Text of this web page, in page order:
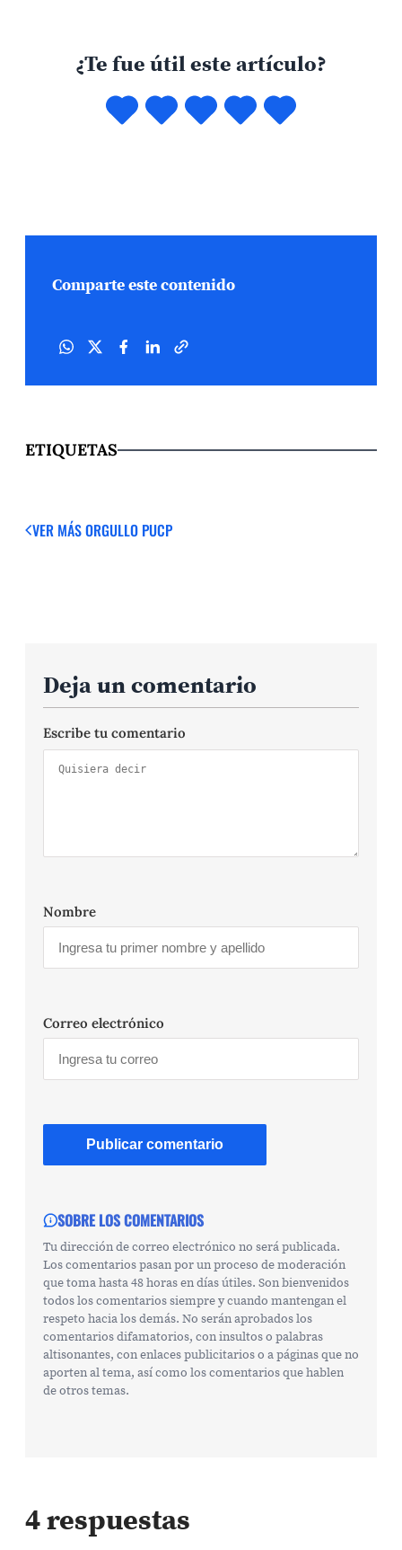
¿Te fue útil este artículo?
Comparte este contenido
ETIQUETAS
VER MÁSORGULLO PUCP
Deja un comentario
Escribe tu comentario
Nombre
Correo electrónico
SOBRE LOS COMENTARIOS
Tu dirección de correo electrónico no será publicada.
Los comentarios pasan por un proceso de moderación
que toma hasta 48 horas en días útiles. Son bienvenidos
todos los comentarios siempre y cuando mantengan el
respeto hacia los demás. No serán aprobados los
comentarios difamatorios, con insultos o palabras
altisonantes, con enlaces publicitarios o a páginas que no
aporten al tema, así como los comentarios que hablen
de otros temas.
4 respuestas